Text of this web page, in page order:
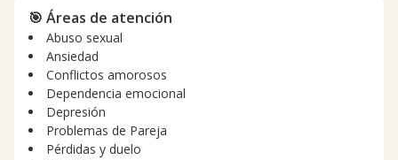
consiste en apoyarte mediante la evaluación clínica y el
acompañamiento terapéutico para atravesar diversas
problemáticas emocionales, relacionales y de salud
mental. Para asegurarme de ofrecerte siempre la mejor
atención, mantengo un firme compromiso ético con mis
pacientes y participo continuamente en espacios de
supervisión y actualización profesional.
🎯 Áreas de atención
Abuso sexual
Ansiedad
Conflictos amorosos
Dependencia emocional
Depresión
Problemas de Pareja
Pérdidas y duelo